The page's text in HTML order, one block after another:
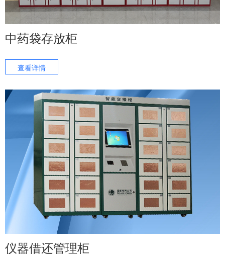
中药袋存放柜
查看详情
仪器借还管理柜